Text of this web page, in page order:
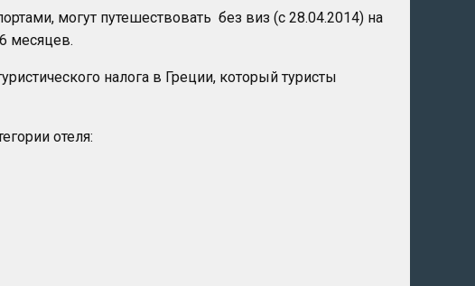
могут путешествовать без виз (с 28.04.2014) на
месяцев.
налога в Греции, который туристы
отеля: